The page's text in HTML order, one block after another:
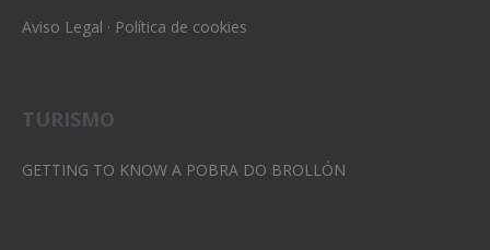
Aviso Legal · Política de cookies
TURISMO
GETTING TO KNOW A POBRA DO BROLLÓN